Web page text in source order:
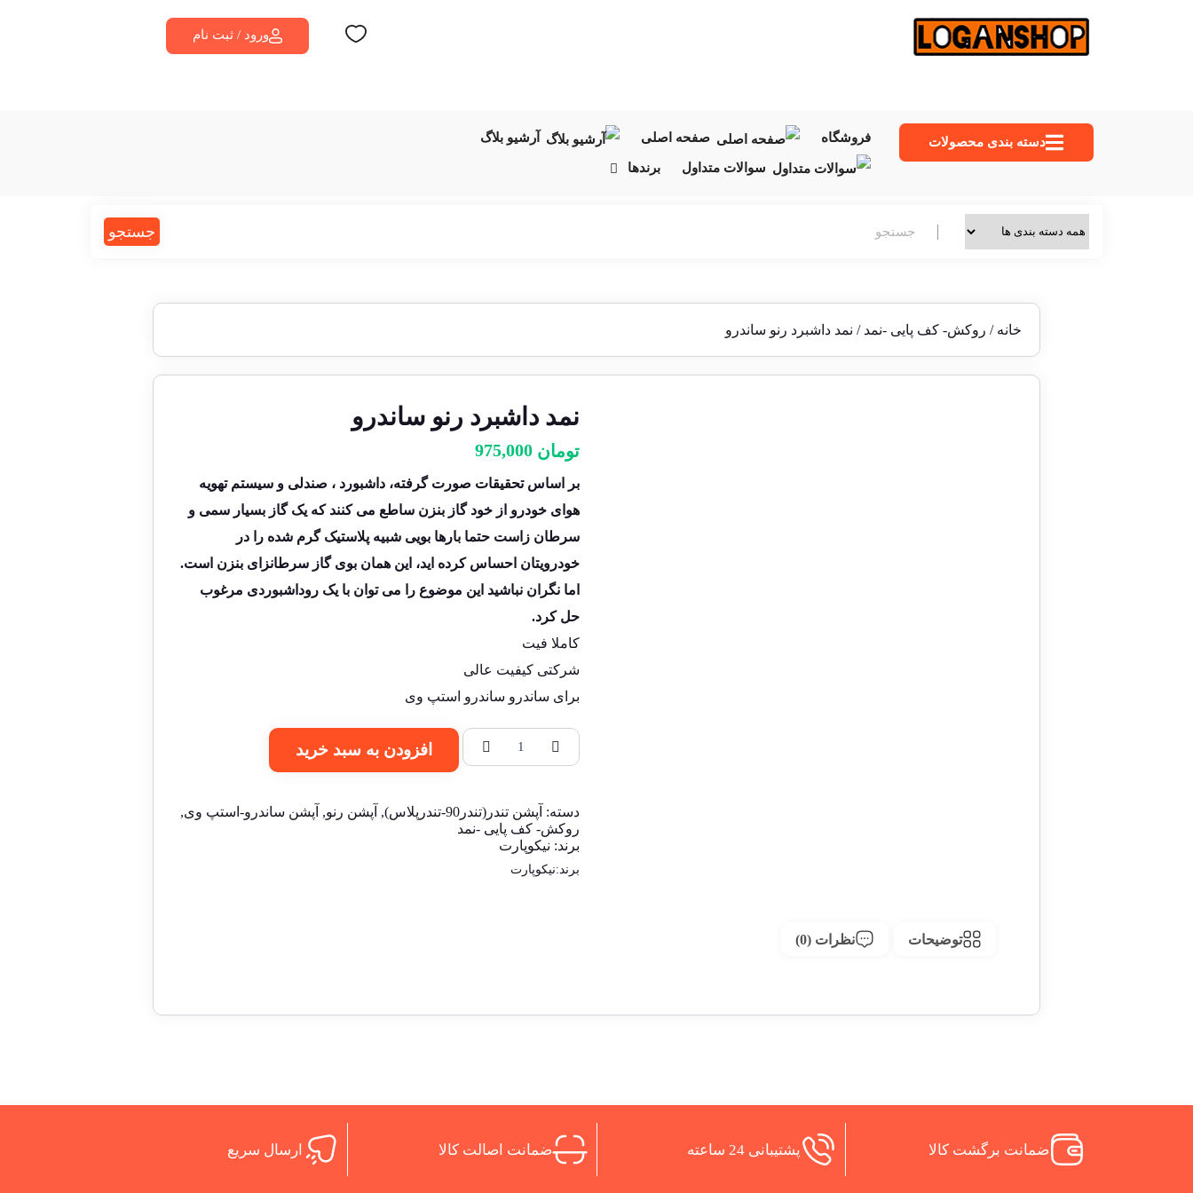
ورود / ثبت نام
دسته‌ بندی محصولات فروشگاه صفحه اصلی آرشیو بلاگ
سوالات متداول برندها
جستجو
خانه / روکش- کف پایی -نمد / نمد داشبرد رنو ساندرو
نمد داشبرد رنو ساندرو
تومان
بر اساس تحقیقات صورت گرفته، داشبورد ، صندلی و سیستم تهویه
هوای خودرو از خود گاز بنزن ساطع می کنند که یک گاز بسیار سمی و
سرطان زاست حتما بارها بویی شبیه پلاستیک گرم شده را در
خودرویتان احساس کرده اید، این همان بوی گاز سرطانزای بنزن است.
اما نگران نباشید این موضوع را می توان با یک روداشبوردی مرغوب
حل کرد.
کاملا فیت
شرکتی کیفیت عالی
برای ساندرو ساندرو استپ وی
افزودن به سبد خرید
دسته: آپشن تندر(تندر90-تندرپلاس) , آپشن رنو, آپشن ساندرو-استپ وی,
روکش- کف پایی -نمد
برند: نیکوپارت
برند:نیکوپارت
توضیحات نظرات (0)
ضمانت برگشت کالا پشتیبانی 24 ساعته ضمانت اصالت کالا ارسال سریع